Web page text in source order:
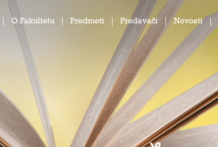
O Fakultetu Predmeti Predavači Novosti